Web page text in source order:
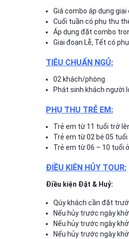
Giá combo áp dụng
Cuối tuần có phụ thu
Áp dụng đặt combo
Giai đoạn Lễ, Tết có
TIÊU CHUẨN NGỦ:
02 khách/phòng
Phát sinh khách người
PHỤ THU TRẺ EM:
Trẻ em từ 11 tuổi trở
Trẻ em từ 02 bé 05
Trẻ em từ 06 – 10 tuổi
ĐIỀU KIỆN HỦY TOUR:
Điều kiện Đặt & Huỷ:
Qúy khách cần đặt
Nếu hủy trước ngày
Nếu hủy trước ngày
Nếu hủy trước ngày